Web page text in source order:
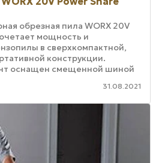
обрезная пила WORX 20V
мощность и
в сверхкомпактной,
конструкции.
оснащен смещенной шиной
...
31.08.2021